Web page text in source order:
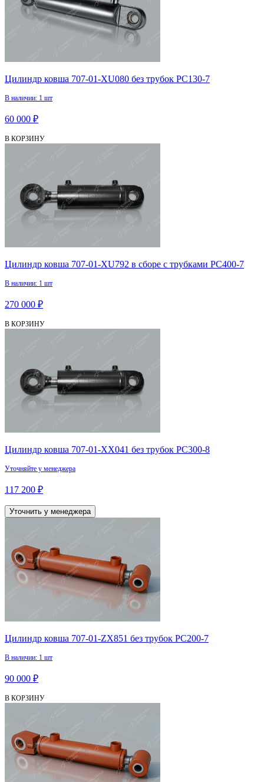
Цилиндр ковша 707-01-XU080 без трубок PC130-7
В наличии: 1 шт
60 000 ₽
В КОРЗИНУ
Цилиндр ковша 707-01-XU792 в сборе с трубками PC400-7
В наличии: 1 шт
270 000 ₽
В КОРЗИНУ
Цилиндр ковша 707-01-XX041 без трубок PC300-8
Уточняйте у менеджера
117 200 ₽
Уточнить у менеджера
Цилиндр ковша 707-01-ZX851 без трубок PC200-7
В наличии: 1 шт
90 000 ₽
В КОРЗИНУ